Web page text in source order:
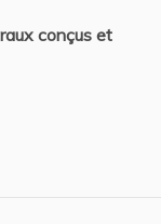
conçus et